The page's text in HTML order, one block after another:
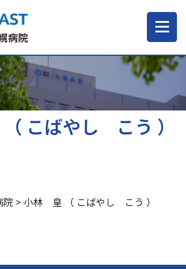
方
こばやし こう ）
院 > 小林 皇 （ こばやし こう ）